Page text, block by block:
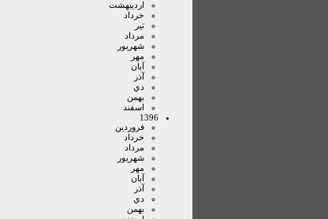
ارديبهشت
خرداد
تير
مرداد
شهريور
مهر
آبان
آذر
دي
بهمن
اسفند
1396
فروردين
خرداد
مرداد
شهريور
مهر
آبان
آذر
دي
بهمن